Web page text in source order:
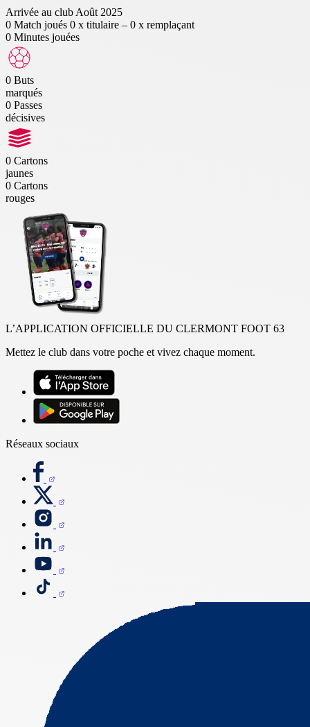
Arrivée au club Août 2025
0 Match joués 0 x titulaire – 0 x remplaçant
0 Minutes jouées
0 Buts
marqués
0 Passes
décisives
0 Cartons
jaunes
0 Cartons
rouges
L’APPLICATION OFFICIELLE DU CLERMONT FOOT 63
Mettez le club dans votre poche et vivez chaque moment.
Réseaux sociaux